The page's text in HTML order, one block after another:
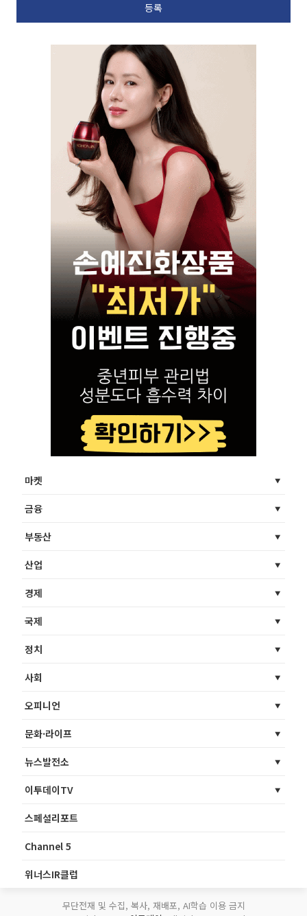
마켓
금융
부동산
산업
경제
국제
정치
사회
오피니언
문화·라이프
뉴스발전소
이투데이TV
스페셜리포트
Channel 5
위너스IR클럽
무단전재 및 수집, 복사, 재배포, AI학습 이용 금지